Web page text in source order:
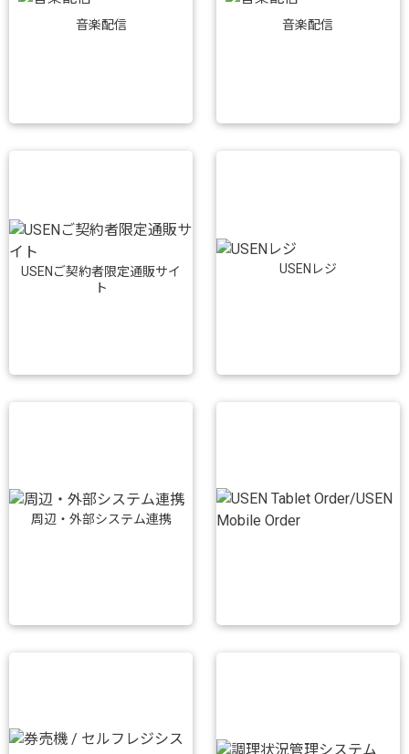
音楽配信 音楽配信
USENご契約者限定通販サイ
ト
USENレジ
周辺・外部システム連携